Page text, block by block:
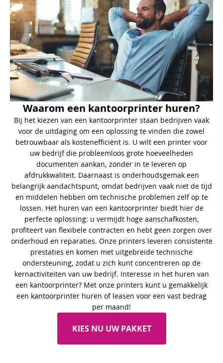
Waarom een kantoorprinter huren?
Bij het kiezen van een kantoorprinter staan bedrijven vaak
voor de uitdaging om een oplossing te vinden die zowel
betrouwbaar als kostenefficiënt is. U wilt een printer voor
uw bedrijf die probleemloos grote hoeveelheden
documenten aankan, zonder in te leveren op
afdrukkwaliteit. Daarnaast is onderhoudsgemak een
belangrijk aandachtspunt, omdat bedrijven vaak niet de tijd
en middelen hebben om technische problemen zelf op te
lossen. Het huren van een kantoorprinter biedt hier de
perfecte oplossing: u vermijdt hoge aanschafkosten,
profiteert van flexibele contracten en hebt geen zorgen over
onderhoud en reparaties. Onze printers leveren consistente
prestaties en komen met uitgebreide technische
ondersteuning, zodat u zich kunt concentreren op de
kernactiviteiten van uw bedrijf. Interesse in het huren van
een kantoorprinter? Met onze printers kunt u gemakkelijk
een kantoorprinter huren of leasen voor een vast bedrag
per maand!
KIES NU UW PAKKET